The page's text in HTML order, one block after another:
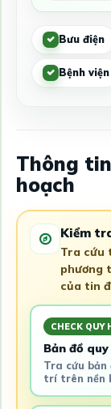
Bưu điện
Bệnh viện
Thông
hoạch
Kiểm
Tra cứu
phương
của tin
CHECK QUY
Bản đồ
Tra cứu bản
trí trên nền